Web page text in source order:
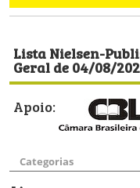
Lista Nielsen-
Geral de 04/08/
Apoio:
Categorias